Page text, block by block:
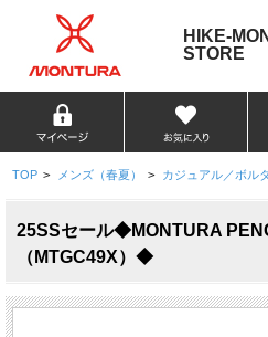
HIKE-
STORE
TOP > メンズ（春夏） > カジュアル／ボル
25SSセール◆MONTURA
（MTGC49X）◆